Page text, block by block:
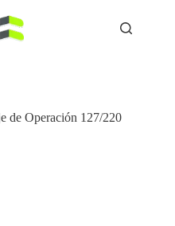
de Operación 127/220